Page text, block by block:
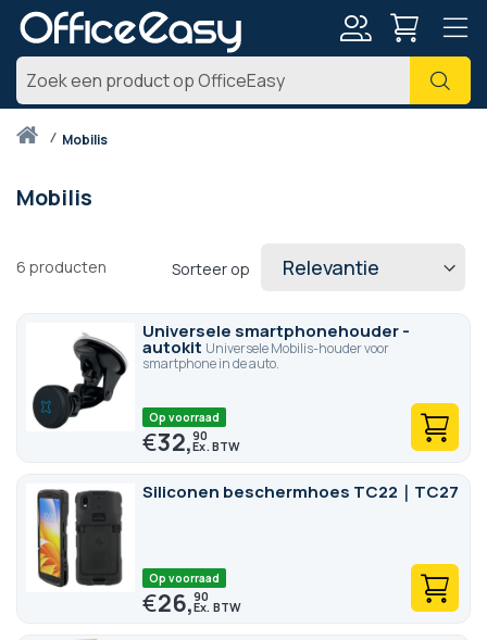
Zoek
Thuismobilis
Mobilis
6 producten Sorteer op
Universele smartphonehouder -
autokit Universele Mobilis-houder voor
smartphone in de auto.
Op voorraad
€32,90
Siliconen beschermhoes TC22｜TC27
Op voorraad
€26,90